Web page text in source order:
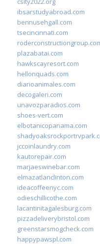
ibsarstudyabroad.com
bennusehgall.com
tsecincinnati.com
plazabatai.com
hawkscayresort.com
hellonquads.com
diarioanimales.com
decogaleri.com
unavozparadios.com
shoes-vert.com
elbotanicopanama.com
jccoinlaundry.com
kautorepair.com
marjaeswinebar.com
elmazatlanclinton.com
ideacoffeenyc.com
odieschillicothe.com
lacantinitagalesburg.com
pizzadeliverybristol.com
greenstarsmogcheck.com
happypawspl.com